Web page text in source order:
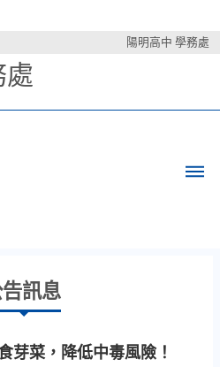
陽明高中 學務處
處
訊息
芽菜，降低中毒風險！